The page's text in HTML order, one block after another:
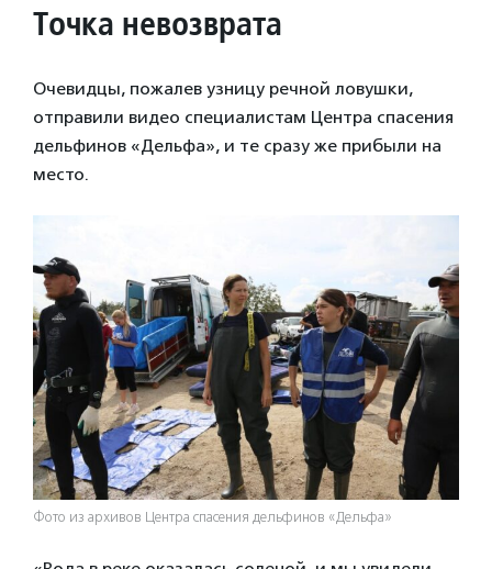
Точка невозврата
Очевидцы, пожалев узницу речной ловушки,
отправили видео специалистам Центра спасения
дельфинов «Дельфа», и те сразу же прибыли на
место.
Фото из архивов Центра спасения дельфинов «Дельфа»